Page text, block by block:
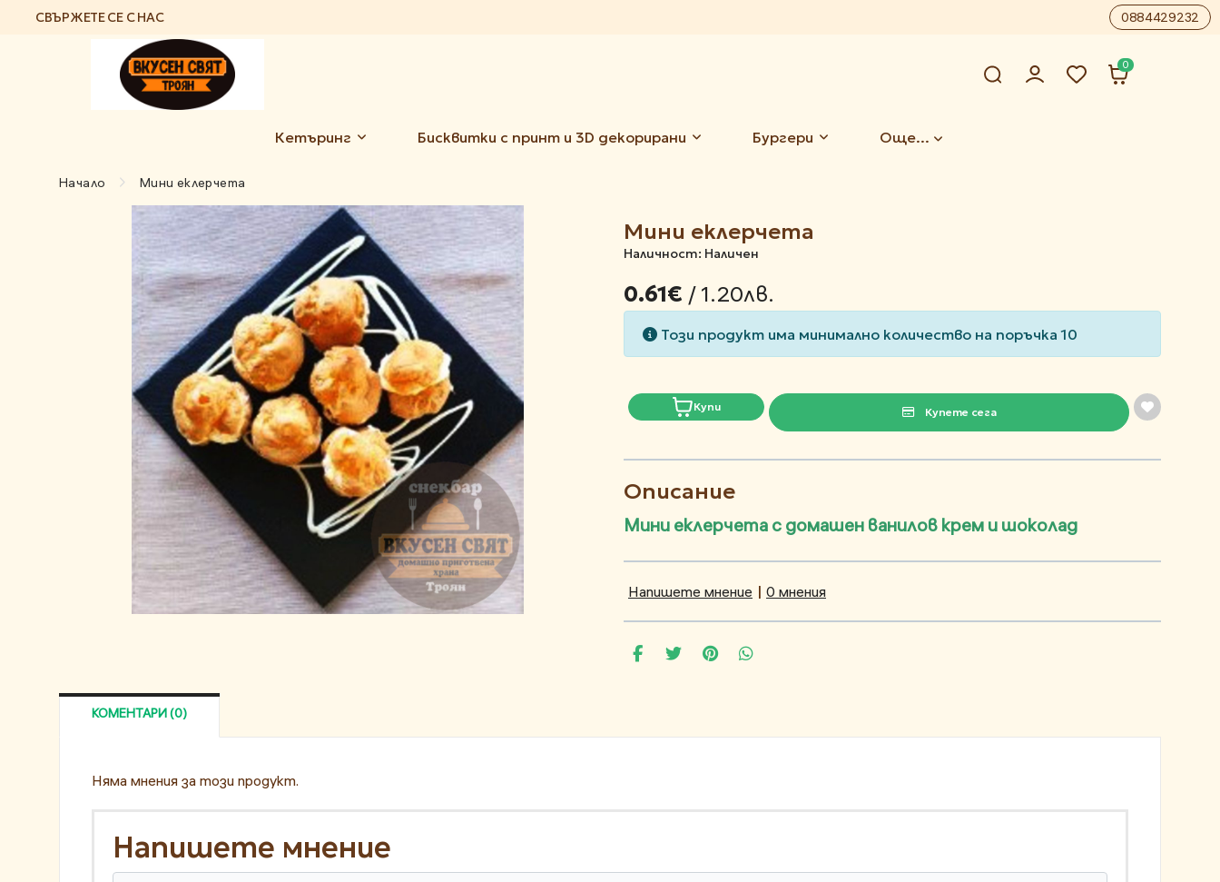
0884429232
СВЪРЖЕТЕ СЕ С НАС
0
Кетъринг Бисквитки с принт и 3D декорирани Бургери Още...
Начало Мини еклерчета
Мини еклерчета
Наличност: Наличен
0.61€ / 1.20лв.
Този продукт има минимално количество на поръчка 10
Купи Купете сега
Описание
Мини еклерчета с домашен ванилов крем и шоколад
Напишете мнение | 0 мнения
КОМЕНТАРИ (0)
Няма мнения за този продукт.
Напишете мнение